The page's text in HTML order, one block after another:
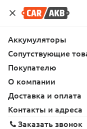
Адреса
Note 2
2016
Аккумуляторы
Сопутствующие
Покупателю
О компании
Доставка и оплата
Контакты и адреса
Заказать звонок